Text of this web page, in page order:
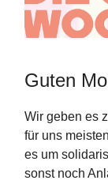
Guten
Wir geben es
für uns
es um
sonst noch